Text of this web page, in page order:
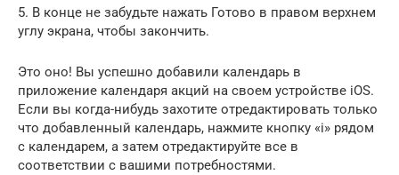
5. В конце не забудьте нажать Готово в правом верхнем
углу экрана, чтобы закончить.
Это оно! Вы успешно добавили календарь в
приложение календаря акций на своем устройстве iOS.
Если вы когда-нибудь захотите отредактировать только
что добавленный календарь, нажмите кнопку «i» рядом
с календарем, а затем отредактируйте все в
соответствии с вашими потребностями.